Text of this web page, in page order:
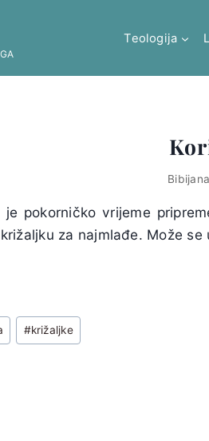
Teologija
je pokorničko vrijeme
za najmlađe. Može se
#križaljke